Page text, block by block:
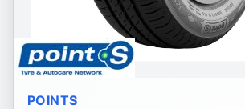
POINTS